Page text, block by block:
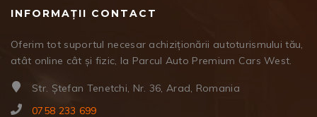
INFORMAȚII CONTACT
Oferim tot suportul necesar achiziționării autoturismului tău,
atât online cât și fizic, la Parcul Auto Premium Cars West.
Str. Ștefan Tenetchi, Nr. 36, Arad, Romania
0758 233 699